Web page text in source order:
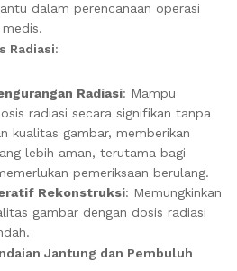
dalam perencanaan operasi
Radiasi:
Radiasi: Mampu
radiasi secara signifikan tanpa
kualitas gambar, memberikan
lebih aman, terutama bagi
pemeriksaan berulang.
Rekonstruksi: Memungkinkan
gambar dengan dosis radiasi
Jantung dan Pembuluh